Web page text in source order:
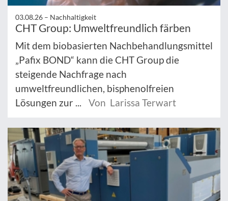
03.08.26 – Nachhaltigkeit
CHT Group: Umweltfreundlich färben
Mit dem biobasierten Nachbehandlungsmittel
„Pafix BOND“ kann die CHT Group die
steigende Nachfrage nach
umweltfreundlichen, bisphenolfreien
Lösungen zur ...
Von Larissa Terwart